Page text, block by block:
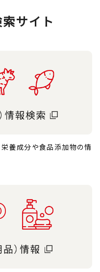
サイト
養成分や食品添加物の情